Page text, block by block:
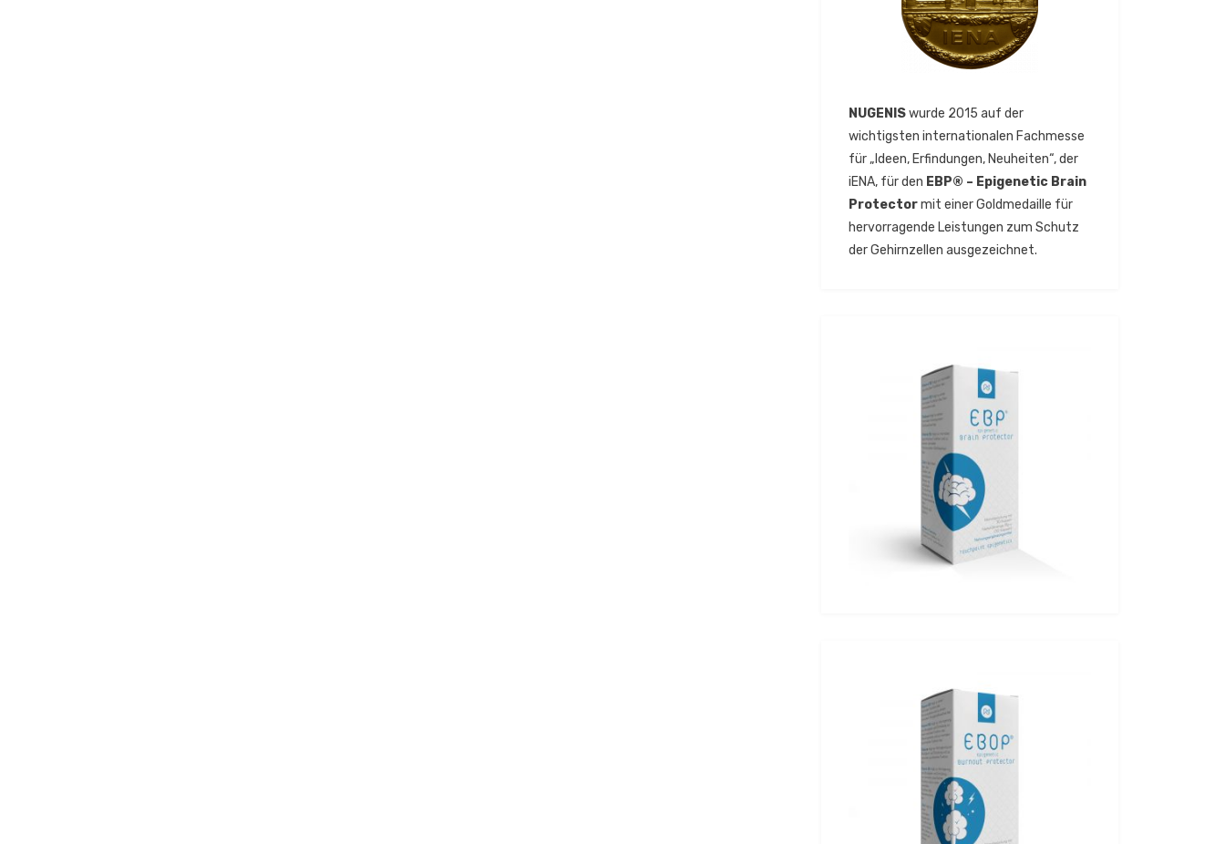
NUGENISwurde 2015 auf der
wichtigsten internationalen Fachmesse
für „Ideen, Erfindungen, Neuheiten“, der
iENA, für den EBP® – Epigenetic Brain
Protectormit einer Goldmedaille für
hervorragende Leistungen zum Schutz
der Gehirnzellen ausgezeichnet.